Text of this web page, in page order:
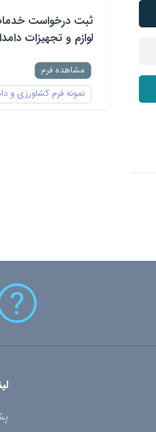
ثبت درخواست
لوازم و تجهیزات
مشاهده فرم
نمونه فرم کشاورزی و